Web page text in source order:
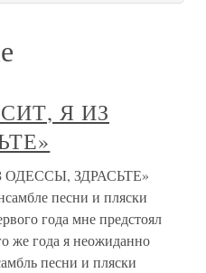
Я ИЗ
ОДЕССЫ, ЗДРАСЬТЕ»
песни и пляски
года мне предстоял
же года я неожиданно
песни и пляски